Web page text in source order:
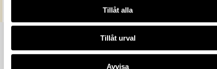
Tillåt alla
Tillåt urval
Avvisa